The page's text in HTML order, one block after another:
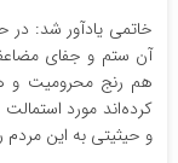
خاتمی یادآور شد:
آن ستم و جفای
هم رنج محرومیت و
کرده‌اند مورد
و حیثیتی به این